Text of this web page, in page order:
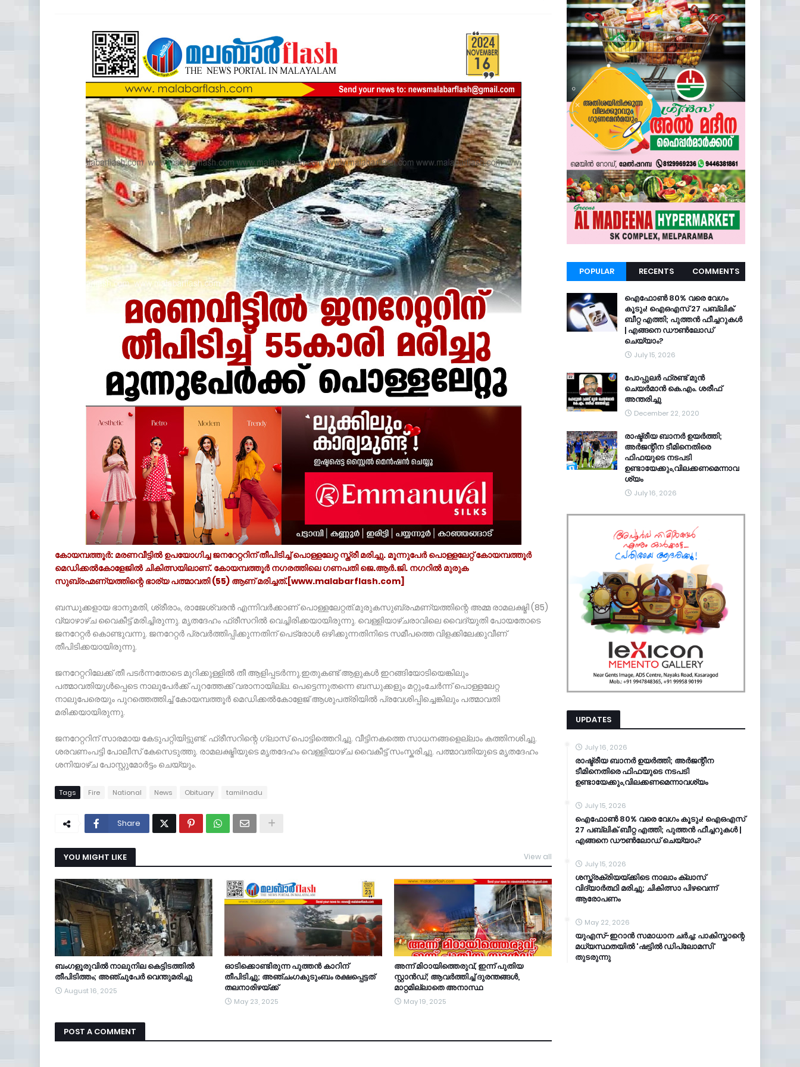
കോയമ്പത്തൂർ: മരണവീട്ടിൽ ഉപയോഗിച്ച ജനറേറ്ററിന് തീപിടിച്ച് പൊള്ളലേറ്റ സ്ത്രീ മരിച്ചു. മൂന്നുപേർ പൊള്ളലേറ്റ് കോയമ്പത്തൂർ
മെഡിക്കൽകോളേജിൽ ചികിത്സയിലാണ്. കോയമ്പത്തൂർ നഗരത്തിലെ ഗണപതി ജെ.ആർ.ജി. നഗറിൽ മുരുക
സുബ്രഹ്മണ്യത്തിന്റെ ഭാര്യ പത്മാവതി (55) ആണ് മരിച്ചത്.[www.malabarflash.com]
ബന്ധുക്കളായ ഭാനുമതി, ശ്രീരാം, രാജേശ്വരൻ എന്നിവർക്കാണ് പൊള്ളലേറ്റത്.മുരുകസുബ്രഹ്മണ്യത്തിന്റെ അമ്മ രാമലക്ഷ്മി (85)
വ്യാഴാഴ്ച വൈകീട്ട് മരിച്ചിരുന്നു. മൃതദേഹം ഫ്രീസറിൽ വെച്ചിരിക്കയായിരുന്നു. വെള്ളിയാഴ്ചരാവിലെ വൈദ്യുതി പോയതോടെ
ജനറേറ്റർ കൊണ്ടുവന്നു. ജനറേറ്റർ പ്രവർത്തിപ്പിക്കുന്നതിന് പെട്രോൾ ഒഴിക്കുന്നതിനിടെ സമീപത്തെ വിളക്കിലേക്കുവീണ്
തീപിടിക്കയായിരുന്നു.
ജനറേറ്ററിലേക്ക് തീ പടർന്നതോടെ മുറിക്കുള്ളിൽ തീ ആളിപ്പടർന്നു.ഇതുകണ്ട് ആളുകൾ ഇറങ്ങിയോടിയെങ്കിലും
പത്മാവതിയുൾപ്പെടെ നാലുപേർക്ക് പുറത്തേക്ക് വരാനായില്ല. പെട്ടെന്നുതന്നെ ബന്ധുക്കളും മറ്റുംചേർന്ന് പൊള്ളലേറ്റ
നാലുപേരെയും പുറത്തെത്തിച്ച് കോയമ്പത്തൂർ മെഡിക്കൽകോളേജ് ആശുപത്രിയിൽ പ്രവേശിപ്പിച്ചെങ്കിലും പത്മാവതി
മരിക്കയായിരുന്നു.
ജനറേറ്ററിന് സാരമായ കേടുപറ്റിയിട്ടുണ്ട്. ഫ്രീസറിന്റെ ഗ്ലാസ് പൊട്ടിത്തെറിച്ചു. വീട്ടിനകത്തെ സാധനങ്ങളെല്ലാം കത്തിനശിച്ചു.
ശരവണംപട്ടി പോലീസ് കേസെടുത്തു. രാമലക്ഷ്മിയുടെ മൃതദേഹം വെള്ളിയാഴ്ച വൈകീട്ട് സംസ്കരിച്ചു. പത്മാവതിയുടെ മൃതദേഹം
ശനിയാഴ്ച പോസ്റ്റുമോർട്ടം ചെയ്യും.
Tags Fire National News Obituary tamilnadu
Share
YOU MIGHT LIKE View all
ബംഗളൂരുവിൽ നാലുനില കെട്ടിടത്തിൽ
തീപിടിത്തം; അഞ്ചുപേർ വെന്തുമരിച്ചു
August 16, 2025
ഓടിക്കൊണ്ടിരുന്ന പുത്തന്‍ കാറിന്
തീപിടിച്ചു; അഞ്ചംഗകുടുംബം രക്ഷപ്പെട്ടത്
തലനാരിഴയ്ക്ക്
May 23, 2025
അന്ന് മിഠായിത്തെരുവ്, ഇന്ന് പുതിയ
സ്റ്റാൻഡ്; ആവർത്തിച്ച് ദുരന്തങ്ങൾ,
മാറ്റമില്ലാതെ അനാസ്ഥ
May 19, 2025
POST A COMMENT
POPULAR RECENTS COMMENTS
ഐഫോൺ 80% വരെ വേഗം
കൂടും! ഐഒഎസ് 27 പബ്ലിക്
ബീറ്റ എത്തി; പുത്തൻ ഫീച്ചറുകൾ
| എങ്ങനെ ഡൗൺലോഡ്
ചെയ്യാം?
July 15, 2026
പോപ്പുലർ ഫ്രണ്ട്​ മുൻ
ചെയർമാൻ കെ.എം. ശരീഫ്​
അന്തരിച്ചു
December 22, 2020
രാഷ്ട്രീയ ബാനർ ഉയർത്തി;
അർജന്റീന ടീമിനെതിരെ
ഫിഫയുടെ നടപടി
ഉണ്ടായേക്കും,വിലക്കണമെന്നാവ
ശ്യം
July 16, 2026
UPDATES
July 16, 2026
രാഷ്ട്രീയ ബാനർ ഉയർത്തി; അർജന്റീന
ടീമിനെതിരെ ഫിഫയുടെ നടപടി
ഉണ്ടായേക്കും,വിലക്കണമെന്നാവശ്യം
July 15, 2026
ഐഫോൺ 80% വരെ വേഗം കൂടും! ഐഒഎസ്
27 പബ്ലിക് ബീറ്റ എത്തി; പുത്തൻ ഫീച്ചറുകൾ |
എങ്ങനെ ഡൗൺലോഡ് ചെയ്യാം?
July 15, 2026
ശസ്ത്രക്രിയയ്ക്കിടെ നാലാം ക്ലാസ്
വിദ്യാർത്ഥി മരിച്ചു; ചികിത്സാ പിഴവെന്ന്
ആരോപണം
May 22, 2026
യുഎസ്-ഇറാൻ സമാധാന ചർച്ച: പാകിസ്താന്റെ
മധ്യസ്ഥതയിൽ 'ഷട്ടിൽ ഡിപ്ലോമസി'
തുടരുന്നു